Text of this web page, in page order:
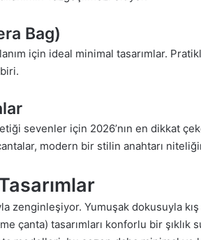
Bag)
için ideal minimal tasarımlar.
sevenler için 2026’nın en dikkat
modern bir stilin anahtarı
zenginleşiyor. Yumuşak dokusuyla kış
çanta) tasarımları konforlu bir şıklık